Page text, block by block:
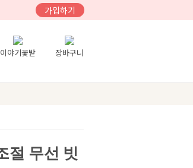
가입하기
이야기꽃밭 장바구니
절 무선 빗